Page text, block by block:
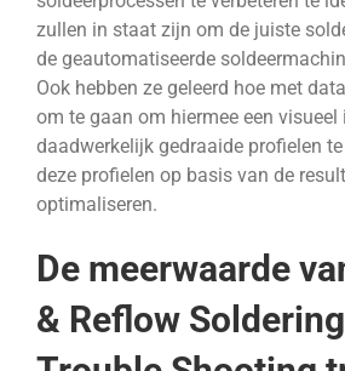
zullen in staat zijn om de juiste
de geautomatiseerde
Ook hebben ze geleerd hoe met
om te gaan om hiermee een
daadwerkelijk gedraaide profielen
deze profielen op basis van de
optimaliseren.
De meerwaarde
& Reflow